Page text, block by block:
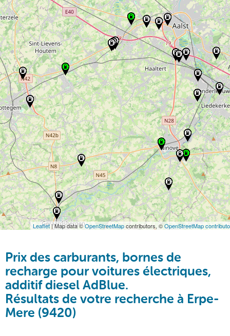
Leaflet| Map data ©OpenStreetMapcontributors, ©OpenStreetMap
Prix des carburants, bornes de
recharge pour voitures électriques,
additif diesel AdBlue.
Résultats de votre recherche à Erpe-
Mere (9420)